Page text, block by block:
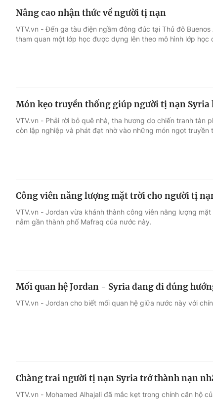
Nâng cao nhận thức về người tị nạn
VTV.vn - Đến ga tàu điện ngầm đông đúc tại Thủ đô
tham quan một lớp học được dựng lên theo mô hình lớp học
Món kẹo truyền thống giúp người tị nạn Syria
VTV.vn - Phải rời bỏ quê nhà, tha hương do chiến tranh tàn
còn lập nghiệp và phát đạt nhờ vào những món ngọt truyền
Công viên năng lượng mặt trời cho người tị
VTV.vn - Jordan vừa khánh thành công viên năng lượng
nằm gần thành phố Mafraq của nước này.
Mối quan hệ Jordan - Syria đang đi đúng
VTV.vn - Jordan cho biết mối quan hệ giữa nước này với
Chàng trai người tị nạn Syria trở thành nạn
VTV.vn - Mohamed Alhajali đã mắc kẹt trong chính căn hộ